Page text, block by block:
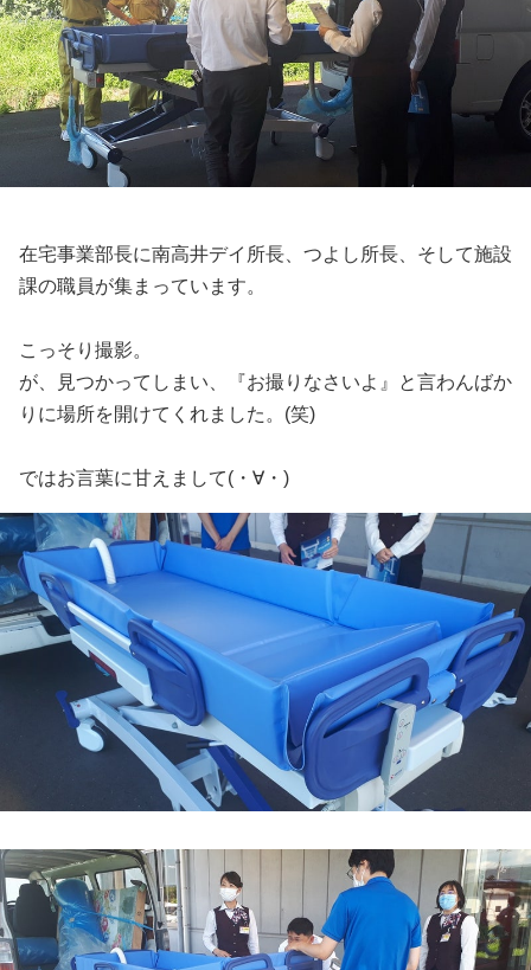
在宅事業部長に南高井デイ所長、つよし所長、そして施設
課の職員が集まっています。
こっそり撮影。
が、見つかってしまい、『お撮りなさいよ』と言わんばか
りに場所を開けてくれました。(笑)
ではお言葉に甘えまして(・∀・)